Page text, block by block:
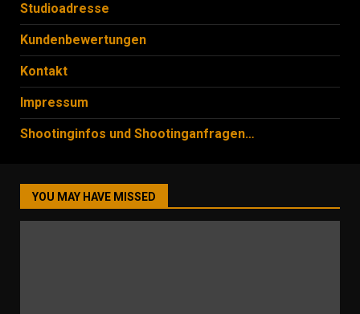
Studioadresse
Kundenbewertungen
Kontakt
Impressum
Shootinginfos und Shootinganfragen…
YOU MAY HAVE MISSED